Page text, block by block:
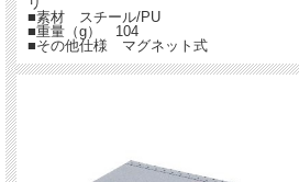
■素材 スチール/PU
■重量（g） 104
■その他仕様 マグネット式